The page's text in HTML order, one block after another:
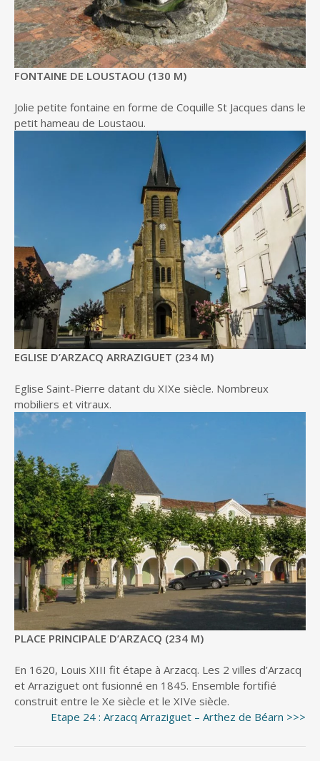
FONTAINE DE LOUSTAOU (130 M)
Jolie petite fontaine en forme de Coquille St Jacques dans le
petit hameau de Loustaou.
EGLISE D’ARZACQ ARRAZIGUET (234 M)
Eglise Saint-Pierre datant du XIXe siècle. Nombreux
mobiliers et vitraux.
PLACE PRINCIPALE D’ARZACQ (234 M)
En 1620, Louis XIII fit étape à Arzacq. Les 2 villes d’Arzacq
et Arraziguet ont fusionné en 1845. Ensemble fortifié
construit entre le Xe siècle et le XIVe siècle.
Etape 24 : Arzacq Arraziguet – Arthez de Béarn >>>